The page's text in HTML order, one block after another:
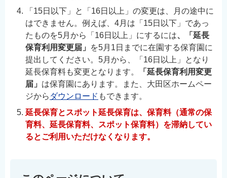
「15日以下」と「16日以上」の変更は、月の途中に
はできません。例えば、4月は「15日以下」であっ
たものを5月から「16日以上」にするには、「延長
保育利用変更届」
を5月1日までに在園する保育園に
提出してください。5月から、「16日以上」となり
延長保育料も変更となります。
「延長保育利用変更
届」 は保育園にあります。また、大田区ホームペー
ジから ダウンロード もできます。
延長保育とスポット延長保育は、保育料（通常の保
育料、延長保育料、スポット保育料）を滞納してい
るとご利用いただけなくなります。